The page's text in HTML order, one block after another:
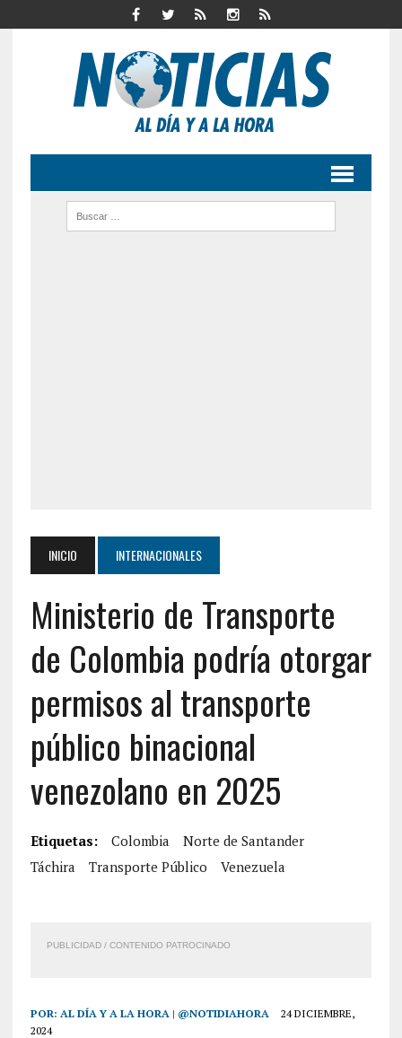
INICIO INTERNACIONALES
Ministerio de Transporte
de Colombia podría otorgar
permisos al transporte
público binacional
venezolano en 2025
Etiquetas: Colombia
Norte de Santander
Táchira
Transporte Público Venezuela
PUBLICIDAD / CONTENIDO PATROCINADO
POR: AL DÍA Y A LA HORA | @NOTIDIAHORA
24 DICIEMBRE,
2024